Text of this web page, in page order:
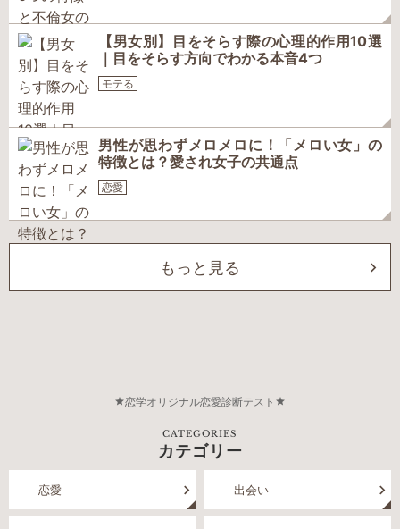
【男女別】目をそらす際の心理的作用10選
｜目をそらす方向でわかる本音4つ
モテる
男性が思わずメロメロに！「メロい女」の
特徴とは？愛され女子の共通点
恋愛
もっと見る
恋学オリジナル恋愛診断テスト
CATEGORIES
カテゴリー
恋愛 出会い